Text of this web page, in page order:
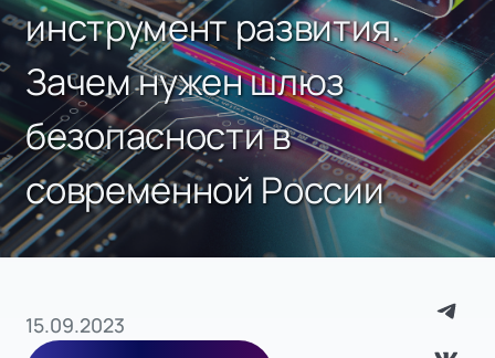
инструмент развития.
Зачем нужен шлюз
безопасности в
современной России
15.09.2023